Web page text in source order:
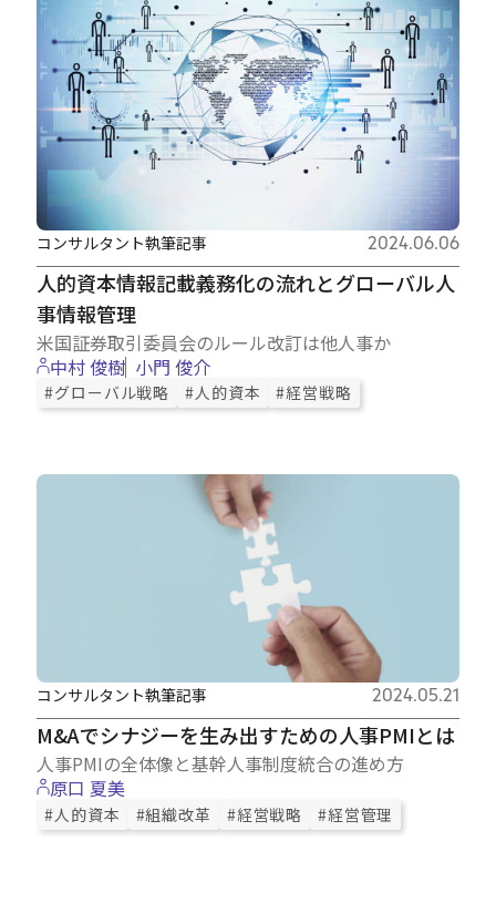
人的資本情報記載義務化の流れとグローバル人
事情報管理
米国証券取引委員会のルール改訂は他人事か
コンサルタント執筆記事 2024.06.06
中村 俊樹 小門 俊介
#グローバル戦略 #人的資本 #経営戦略
M&Aでシナジーを生み出すための人事PMIとは
人事PMIの全体像と基幹人事制度統合の進め方
コンサルタント執筆記事 2024.05.21
原口 夏美
#人的資本 #組織改革 #経営戦略 #経営管理